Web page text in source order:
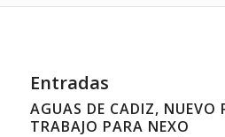
Entradas
AGUAS DE CADIZ, NUEVO
TRABAJO PARA NEXO